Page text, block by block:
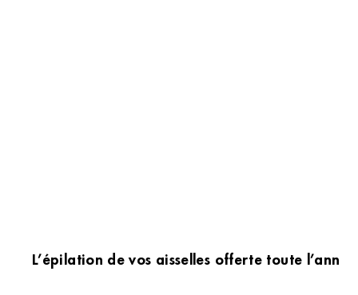
L’épilation de vos aisselles offerte toute